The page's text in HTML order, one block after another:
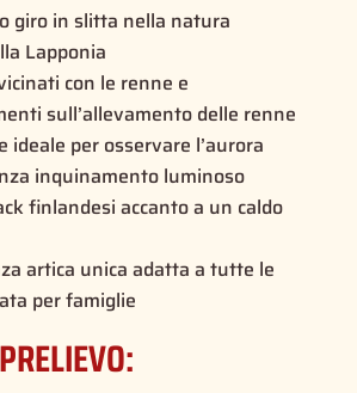
giro in slitta nella natura
Lapponia
con le renne e
sull’allevamento delle renne
ideale per osservare l’aurora
inquinamento luminoso
finlandesi accanto a un caldo
artica unica adatta a tutte le
per famiglie